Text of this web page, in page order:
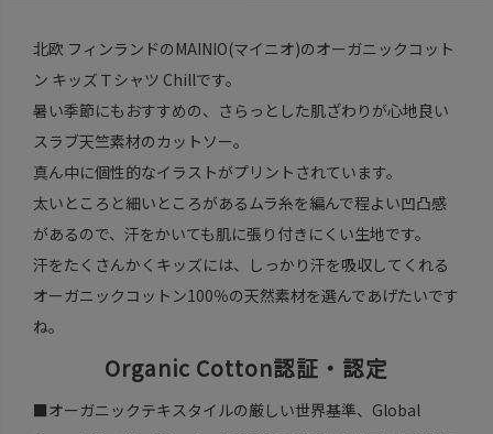
北欧 フィンランドのMAINIO(マイニオ)のオーガニックコット
ン キッズＴシャツ Chillです。
暑い季節にもおすすめの、さらっとした肌ざわりが心地良い
スラブ天竺素材のカットソー。
真ん中に個性的なイラストがプリントされています。
太いところと細いところがあるムラ糸を編んで程よい凹凸感
があるので、汗をかいても肌に張り付きにくい生地です。
汗をたくさんかくキッズには、しっかり汗を吸収してくれる
オーガニックコットン100％の天然素材を選んであげたいです
ね。
Organic Cotton認証・認定
■オーガニックテキスタイルの厳しい世界基準、Global